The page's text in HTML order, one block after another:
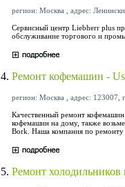
регион: Москва , адрес:
Сервисный центр Liebherr plus
обслуживание торгового и
4. Ремонт кофемашин -
регион: Москва , адрес: 123007,
Качественный ремонт
кофемашин на дому, также
Bork. Наша компания по ремонту
5. Ремонт